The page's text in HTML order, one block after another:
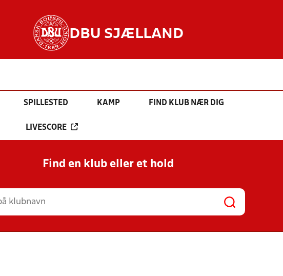
DBU SJÆLLAND
SPILLESTED KAMP FIND KLUB NÆR DIG
LIVESCORE
Find en klub eller et hold